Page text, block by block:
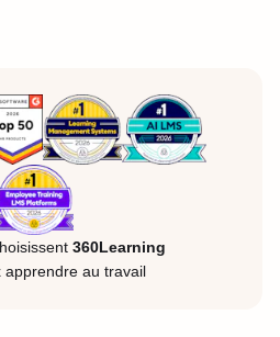
360Learning
apprendre au travail